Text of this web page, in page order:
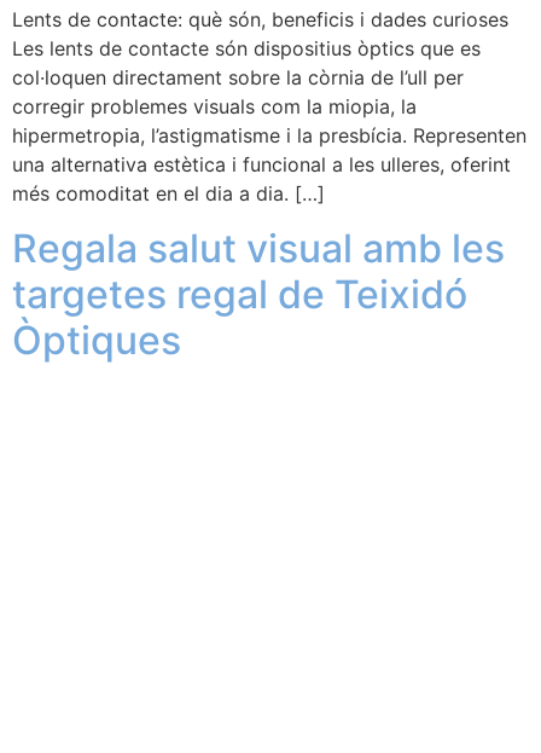
Lents de contacte: què són, beneficis i dades curioses
Les lents de contacte són dispositius òptics que es
col·loquen directament sobre la còrnia de l’ull per
corregir problemes visuals com la miopia, la
hipermetropia, l’astigmatisme i la presbícia. Representen
una alternativa estètica i funcional a les ulleres, oferint
més comoditat en el dia a dia. […]
Regala salut visual amb les
targetes regal de Teixidó
Òptiques